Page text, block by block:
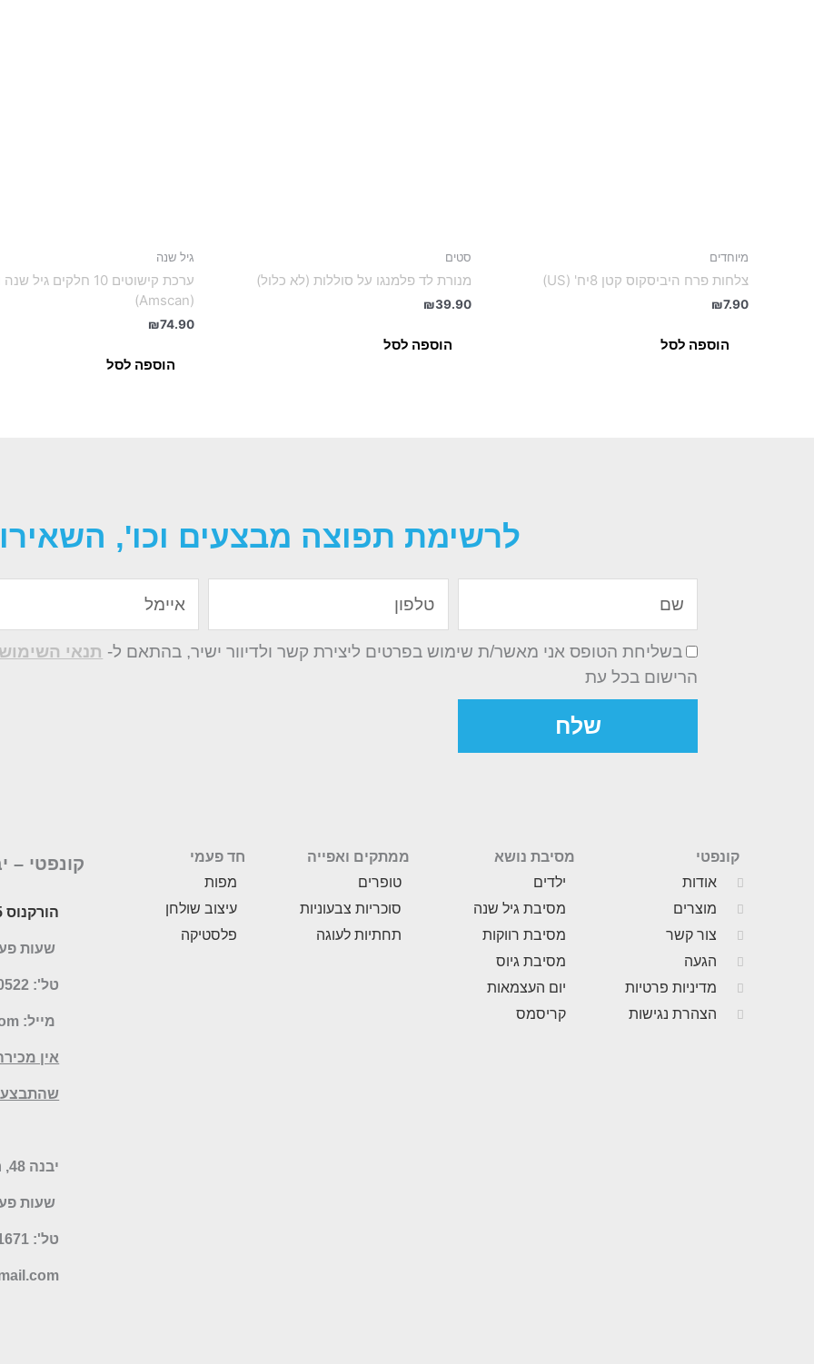
מיוחדים
צלחות פרח היביסקוס קטן 8יח' (US)
₪7.90
הוספה לסל
סטים
מנורת לד פלמנגו על סוללות (לא כלול)
₪39.90
הוספה לסל
גיל שנה
ערכת קישוטים 10 חלקים גיל
(Amscan)
₪74.90
הוספה לסל
לרשימת תפוצה מבצעים וכו',
בשליחת הטופס אני מאשר/ת שימוש בפרטים ליצירת קשר ולדיוור ישיר, בהתאם ל- תנאי
הרישום בכל עת
שלח
קונפטי
אודות
מוצרים
צור קשר
הגעה
מדיניות פרטיות
הצהרת נגישות
מסיבת נושא
ילדים
מסיבת גיל שנה
מסיבת רווקות
מסיבת גיוס
יום העצמאות
קריסמס
ממתקים ואפייה
טופרים
סוכריות צבעוניות
תחתיות לעוגה
חד פעמי
מפות
עיצוב שולחן
פלסטיקה
קונפטי –
הורקנוס 5, לוד
שעות
טל': 077-5070522
מייל:
אין
יבנה 48, רמת השרון – חנות היבואן
שעות פעילות: א-ה
טל': 052-9041671 או 077-6735055